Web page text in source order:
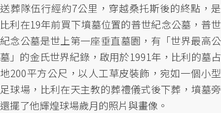
送葬隊伍行經約7公里，穿越桑托斯後的終點，是
比利在19年前買下墳墓位置的普世紀念公墓，普世
紀念公墓是世上第一座垂直墓園，有「世界最高公
墓」的金氏世界紀錄，啟用於1991年，比利的墓占
地200平方公尺，以人工草皮裝飾，宛如一個小型
足球場，比利在天主教的葬禮儀式後下葬，墳墓旁
還擺了他輝煌球場歲月的照片與畫像。